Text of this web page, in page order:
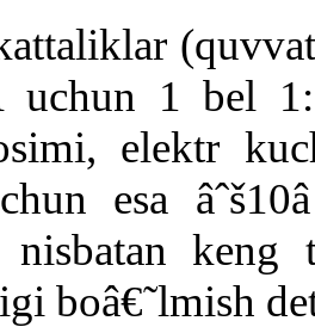
uchun 1 bel
elektr
esa
keng
boâ€˜lmish